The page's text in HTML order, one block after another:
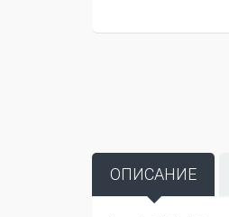
ОПИСАНИЕ